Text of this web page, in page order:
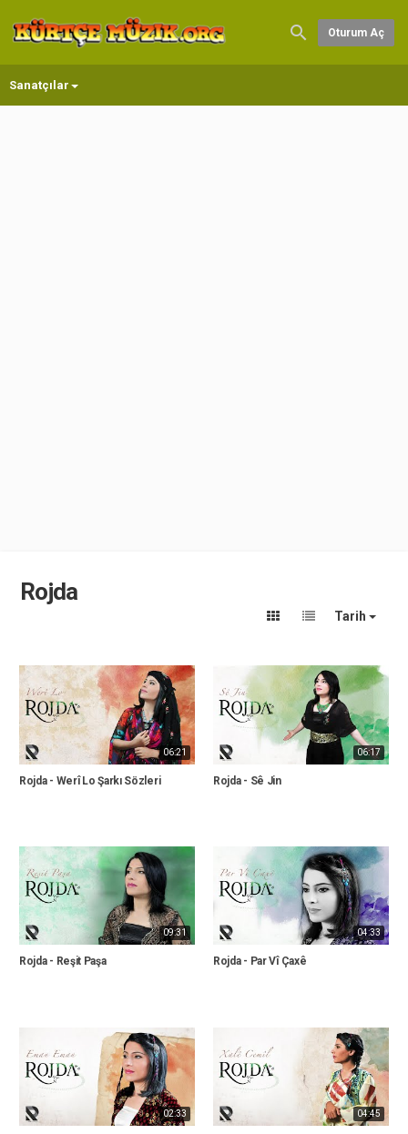
Oturum Aç
Sanatçılar
Rojda
Tarih
06:21
Rojda - Werî Lo Şarkı Sözleri
06:17
Rojda - Sê Jin
09:31
Rojda - Reşit Paşa
04:33
Rojda - Par Vî Çaxê
02:33 04:45